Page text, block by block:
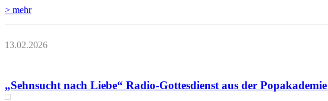
> mehr
13.02.2026
„Sehnsucht nach Liebe“ Radio-Gottesdienst aus der